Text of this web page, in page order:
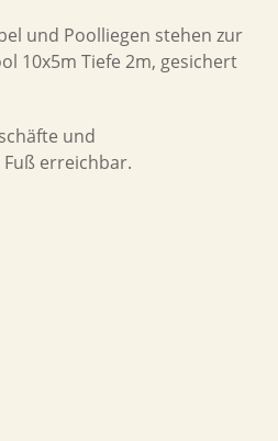
und Poolliegen stehen zur
10x5m Tiefe 2m, gesichert
und
erreichbar.